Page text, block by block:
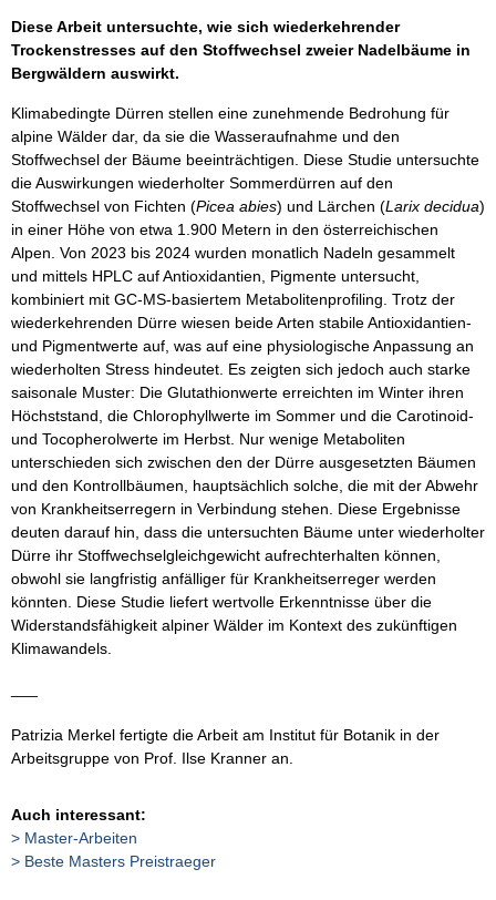
Diese Arbeit untersuchte, wie sich wiederkehrender
Trockenstresses auf den Stoffwechsel zweier Nadelbäume in
Bergwäldern auswirkt.
Klimabedingte Dürren stellen eine zunehmende Bedrohung für
alpine Wälder dar, da sie die Wasseraufnahme und den
Stoffwechsel der Bäume beeinträchtigen. Diese Studie untersuchte
die Auswirkungen wiederholter Sommerdürren auf den
Stoffwechsel von Fichten (Picea abies) und Lärchen (Larix decidua)
in einer Höhe von etwa 1.900 Metern in den österreichischen
Alpen. Von 2023 bis 2024 wurden monatlich Nadeln gesammelt
und mittels HPLC auf Antioxidantien, Pigmente untersucht,
kombiniert mit GC-MS-basiertem Metabolitenprofiling. Trotz der
wiederkehrenden Dürre wiesen beide Arten stabile Antioxidantien-
und Pigmentwerte auf, was auf eine physiologische Anpassung an
wiederholten Stress hindeutet. Es zeigten sich jedoch auch starke
saisonale Muster: Die Glutathionwerte erreichten im Winter ihren
Höchststand, die Chlorophyllwerte im Sommer und die Carotinoid-
und Tocopherolwerte im Herbst. Nur wenige Metaboliten
unterschieden sich zwischen den der Dürre ausgesetzten Bäumen
und den Kontrollbäumen, hauptsächlich solche, die mit der Abwehr
von Krankheitserregern in Verbindung stehen. Diese Ergebnisse
deuten darauf hin, dass die untersuchten Bäume unter wiederholter
Dürre ihr Stoffwechselgleichgewicht aufrechterhalten können,
obwohl sie langfristig anfälliger für Krankheitserreger werden
könnten. Diese Studie liefert wertvolle Erkenntnisse über die
Widerstandsfähigkeit alpiner Wälder im Kontext des zukünftigen
Klimawandels.
Patrizia Merkel fertigte die Arbeit am Institut für Botanik in der
Arbeitsgruppe von Prof. Ilse Kranner an.
Auch interessant:
Master-Arbeiten
Beste Masters Preistraeger